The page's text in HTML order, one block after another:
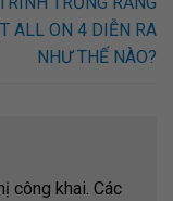
ALL ON 4 DIỄN RA
NHƯ THẾ NÀO?
công khai. Các